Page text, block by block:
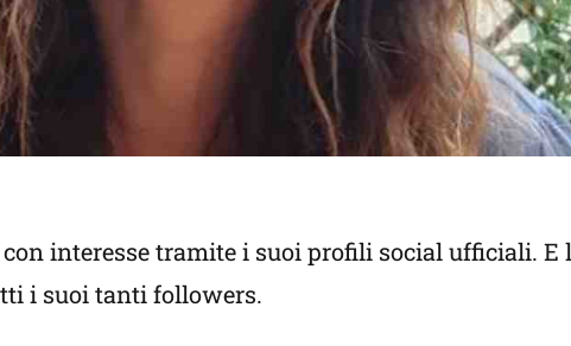
interesse tramite i suoi profili social ufficiali. E
i suoi tanti followers.